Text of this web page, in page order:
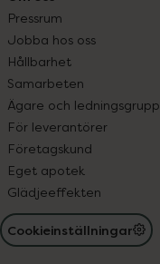
Pressrum
Jobba hos oss
Hållbarhet
Samarbeten
Ägare och ledningsgrupp
För leverantörer
Företagskund
Eget apotek
Glädjeeffekten
Cookieinställningar